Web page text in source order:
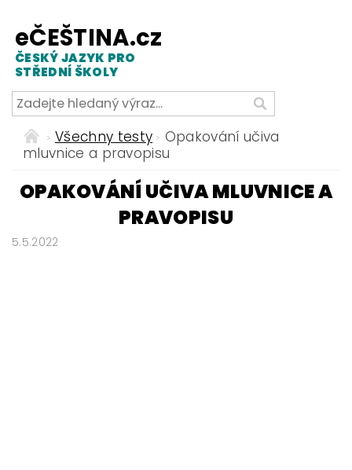
eČEŠTINA.cz
ČESKÝ JAZYK PRO
STŘEDNÍ ŠKOLY
Všechny testy
Opakování učiva
mluvnice a pravopisu
OPAKOVÁNÍ UČIVA MLUVNICE A
PRAVOPISU
5.5.2022